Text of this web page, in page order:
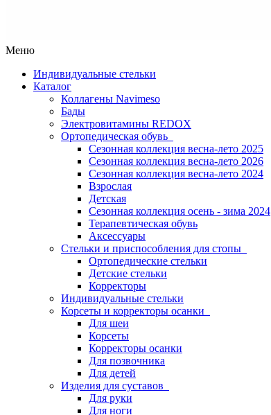
Меню
Индивидуальные стельки
Каталог
Коллагены Navimeso
Бады
Электровитамины REDOX
Ортопедическая обувь
Сезонная коллекция весна-лето 2025
Сезонная коллекция весна-лето 2026
Сезонная коллекция весна-лето 2024
Взрослая
Детская
Сезонная коллекция осень - зима 2024
Терапевтическая обувь
Аксессуары
Стельки и приспособления для стопы
Ортопедические стельки
Детские стельки
Корректоры
Индивидуальные стельки
Корсеты и корректоры осанки
Для шеи
Корсеты
Корректоры осанки
Для позвочника
Для детей
Изделия для суставов
Для руки
Для ноги